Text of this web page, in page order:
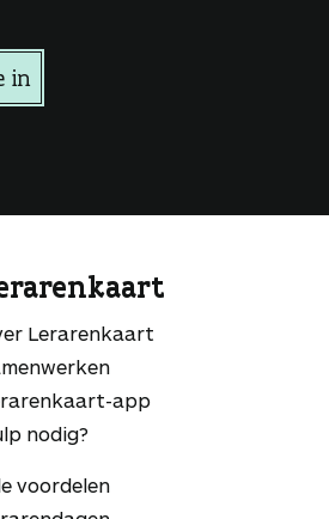
in
Lerarenkaart
app
nodig?
voordelen